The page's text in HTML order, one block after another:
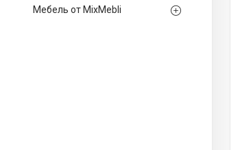
Мебель от MixMebli